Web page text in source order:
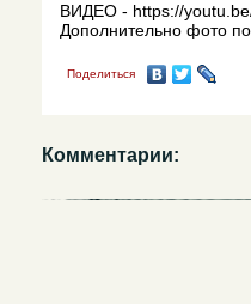
ВИДЕО - https://
Дополнительно фото
Поделиться
Комментарии: